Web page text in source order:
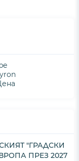
"ГРАДСКИ
ПРЕЗ 2027